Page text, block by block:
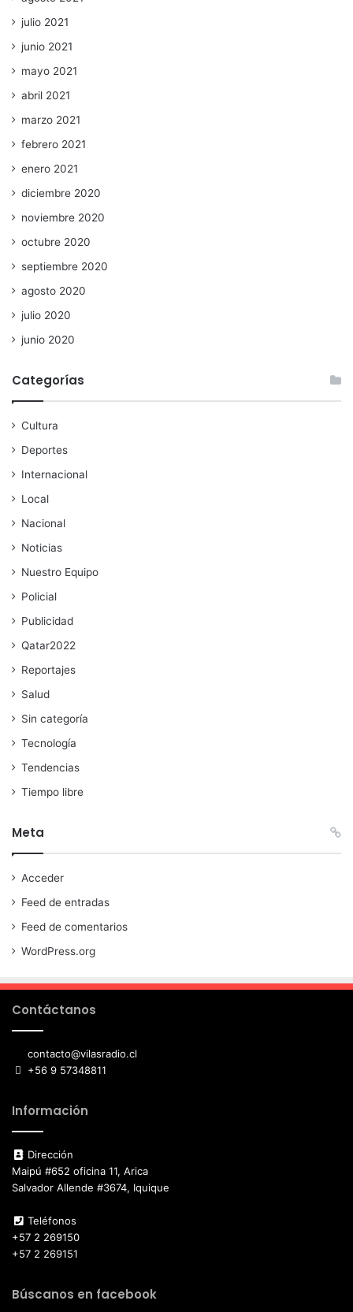
julio 2021
junio 2021
mayo 2021
abril 2021
marzo 2021
febrero 2021
enero 2021
diciembre 2020
noviembre 2020
octubre 2020
septiembre 2020
agosto 2020
julio 2020
junio 2020
Categorías
Cultura
Deportes
Internacional
Local
Nacional
Noticias
Nuestro Equipo
Policial
Publicidad
Qatar2022
Reportajes
Salud
Sin categoría
Tecnología
Tendencias
Tiempo libre
Meta
Acceder
Feed de entradas
Feed de comentarios
WordPress.org
Contáctanos
contacto@vilasradio.cl
+56 9 57348811
Información
Dirección
Maipú #652 oficina 11, Arica
Salvador Allende #3674, Iquique
Teléfonos
+57 2 269150
+57 2 269151
Búscanos en facebook